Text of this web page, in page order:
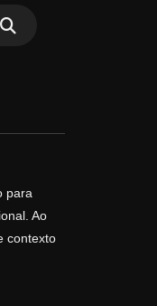
para
Ao
contexto